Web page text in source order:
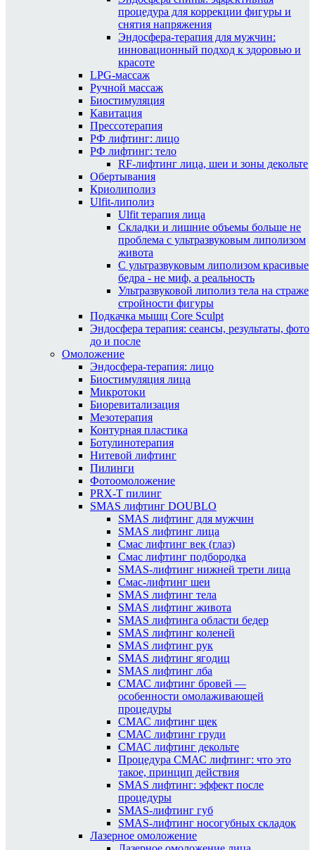
процедура для коррекции фигуры и
снятия напряжения
Эндосфера-терапия для мужчин:
инновационный подход к здоровью и
красоте
LPG-массаж
Ручной массаж
Биостимуляция
Кавитация
Прессотерапия
РФ лифтинг: лицо
РФ лифтинг: тело
RF-лифтинг лица, шеи и зоны декольте
Обертывания
Криолиполиз
Ulfit-липолиз
Ulfit терапия лица
Складки и лишние объемы больше не
проблема с ультразвуковым липолизом
живота
С ультразвуковым липолизом красивые
бедра - не миф, а реальность
Ультразвуковой липолиз тела на страже
стройности фигуры
Подкачка мышц Core Sculpt
Эндосфера терапия: сеансы, результаты, фото
до и после
Омоложение
Эндосфера-терапия: лицо
Биостимуляция лица
Микротоки
Биоревитализация
Мезотерапия
Контурная пластика
Ботулинотерапия
Нитевой лифтинг
Пилинги
Фотоомоложение
PRX-T пилинг
SMAS лифтинг DOUBLO
SMAS лифтинг для мужчин
SMAS лифтинг лица
Смас лифтинг век (глаз)
Смас лифтинг подбородка
SMAS-лифтинг нижней трети лица
Смас-лифтинг шеи
SMAS лифтинг тела
SMAS лифтинг живота
SMAS лифтинга области бедер
SMAS лифтинг коленей
SMAS лифтинг рук
SMAS лифтинг ягодиц
SMAS лифтинг лба
СМАС лифтинг бровей —
особенности омолаживающей
процедуры
СМАС лифтинг щек
СМАС лифтинг груди
СМАС лифтинг декольте
Процедура СМАС лифтинг: что это
такое, принцип действия
SMAS лифтинг: эффект после
процедуры
SMAS-лифтинг губ
SMAS-лифтинг носогубных складок
Лазерное омоложение